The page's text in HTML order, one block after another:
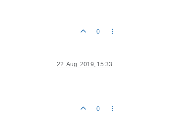
0
22. Aug. 2019, 15:33
0